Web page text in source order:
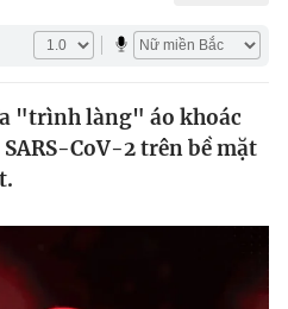
"trình làng" áo khoác
CoV-2 trên bề mặt